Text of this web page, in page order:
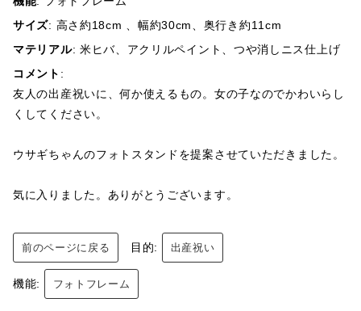
サイズ: 高さ約18cm 、幅約30cm、奥行き約11cm
マテリアル: 米ヒバ、アクリルペイント、つや消しニス仕上げ
コメント :
友人の出産祝いに、何か使えるもの。女の子なのでかわいらし
くしてください。
ウサギちゃんのフォトスタンドを提案させていただきました。
気に入りました。ありがとうございます。
前のページに戻る 目的: 出産祝い
機能: フォトフレーム